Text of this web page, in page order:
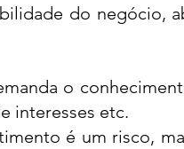
do negócio,
o
interesses etc.
é um risco,